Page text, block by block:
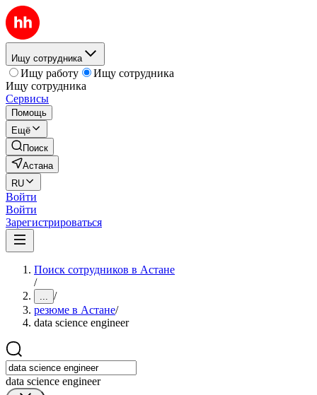
Ищу сотрудника
Ищу работу
Ищу сотрудника
Ищу сотрудника
Сервисы
Помощь
Ещё
Поиск
Астана
RU
Войти
Войти
Зарегистрироваться
Поиск сотрудников в Астане
/
... /
резюме в Астане/
data science engineer
data science engineer